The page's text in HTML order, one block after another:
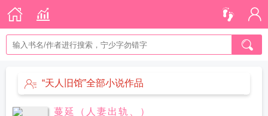
“天人旧馆”全部小说作品
蔓延（人妻出轨、）